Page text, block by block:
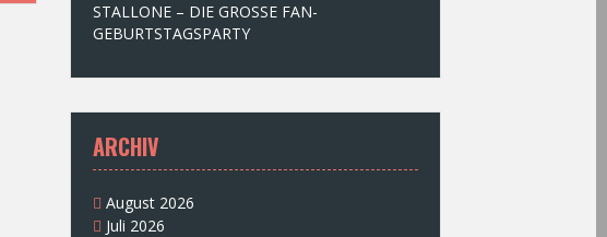
STALLONE – DIE GROSSE FAN-
GEBURTSTAGSPARTY
ARCHIV
August 2026
Juli 2026